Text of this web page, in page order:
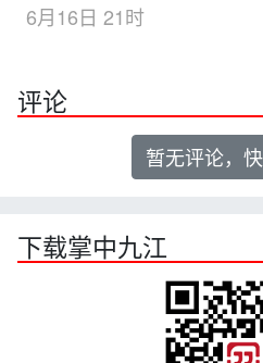
6月16日 21时
评论
暂无评论，
下载掌中九江